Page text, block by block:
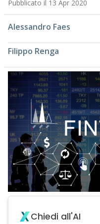
Pubblicato il 13 Apr 2020
Alessandro Faes
Filippo Renga
Chiedi all'AI